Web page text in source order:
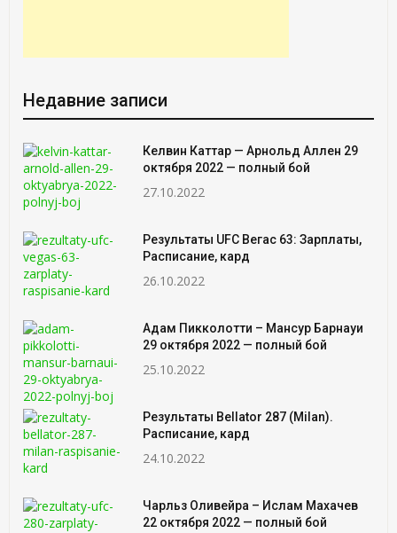
Недавние записи
Келвин Каттар — Арнольд Аллен 29
октября 2022 — полный бой
27.10.2022
Результаты UFC Вегас 63: Зарплаты,
Расписание, кард
26.10.2022
Адам Пикколотти – Мансур Барнауи
29 октября 2022 — полный бой
25.10.2022
Результаты Bellator 287 (Milan).
Расписание, кард
24.10.2022
Чарльз Оливейра – Ислам Махачев
22 октября 2022 — полный бой